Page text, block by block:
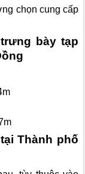
chọn cung cấp
bày tạp
Thành phố